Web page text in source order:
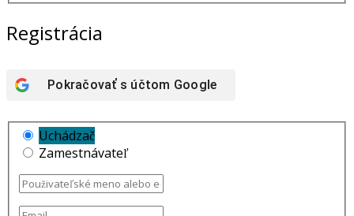
Registrácia
Pokračovať s účtom Google
Uchádzač
Zamestnávateľ